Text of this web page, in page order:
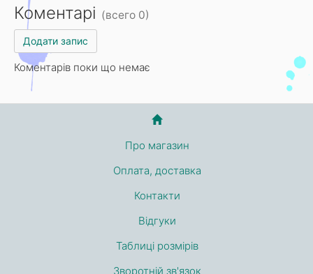
Коментарі (всего 0)
Додати запис
Коментарів поки що немає
Про магазин
Оплата, доставка
Контакти
Відгуки
Таблиці розмірів
Зворотній зв'язок